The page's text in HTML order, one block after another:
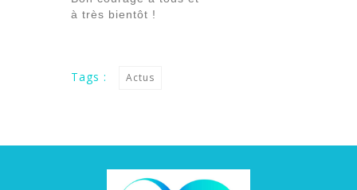
à très bientôt !
Tags : Actus